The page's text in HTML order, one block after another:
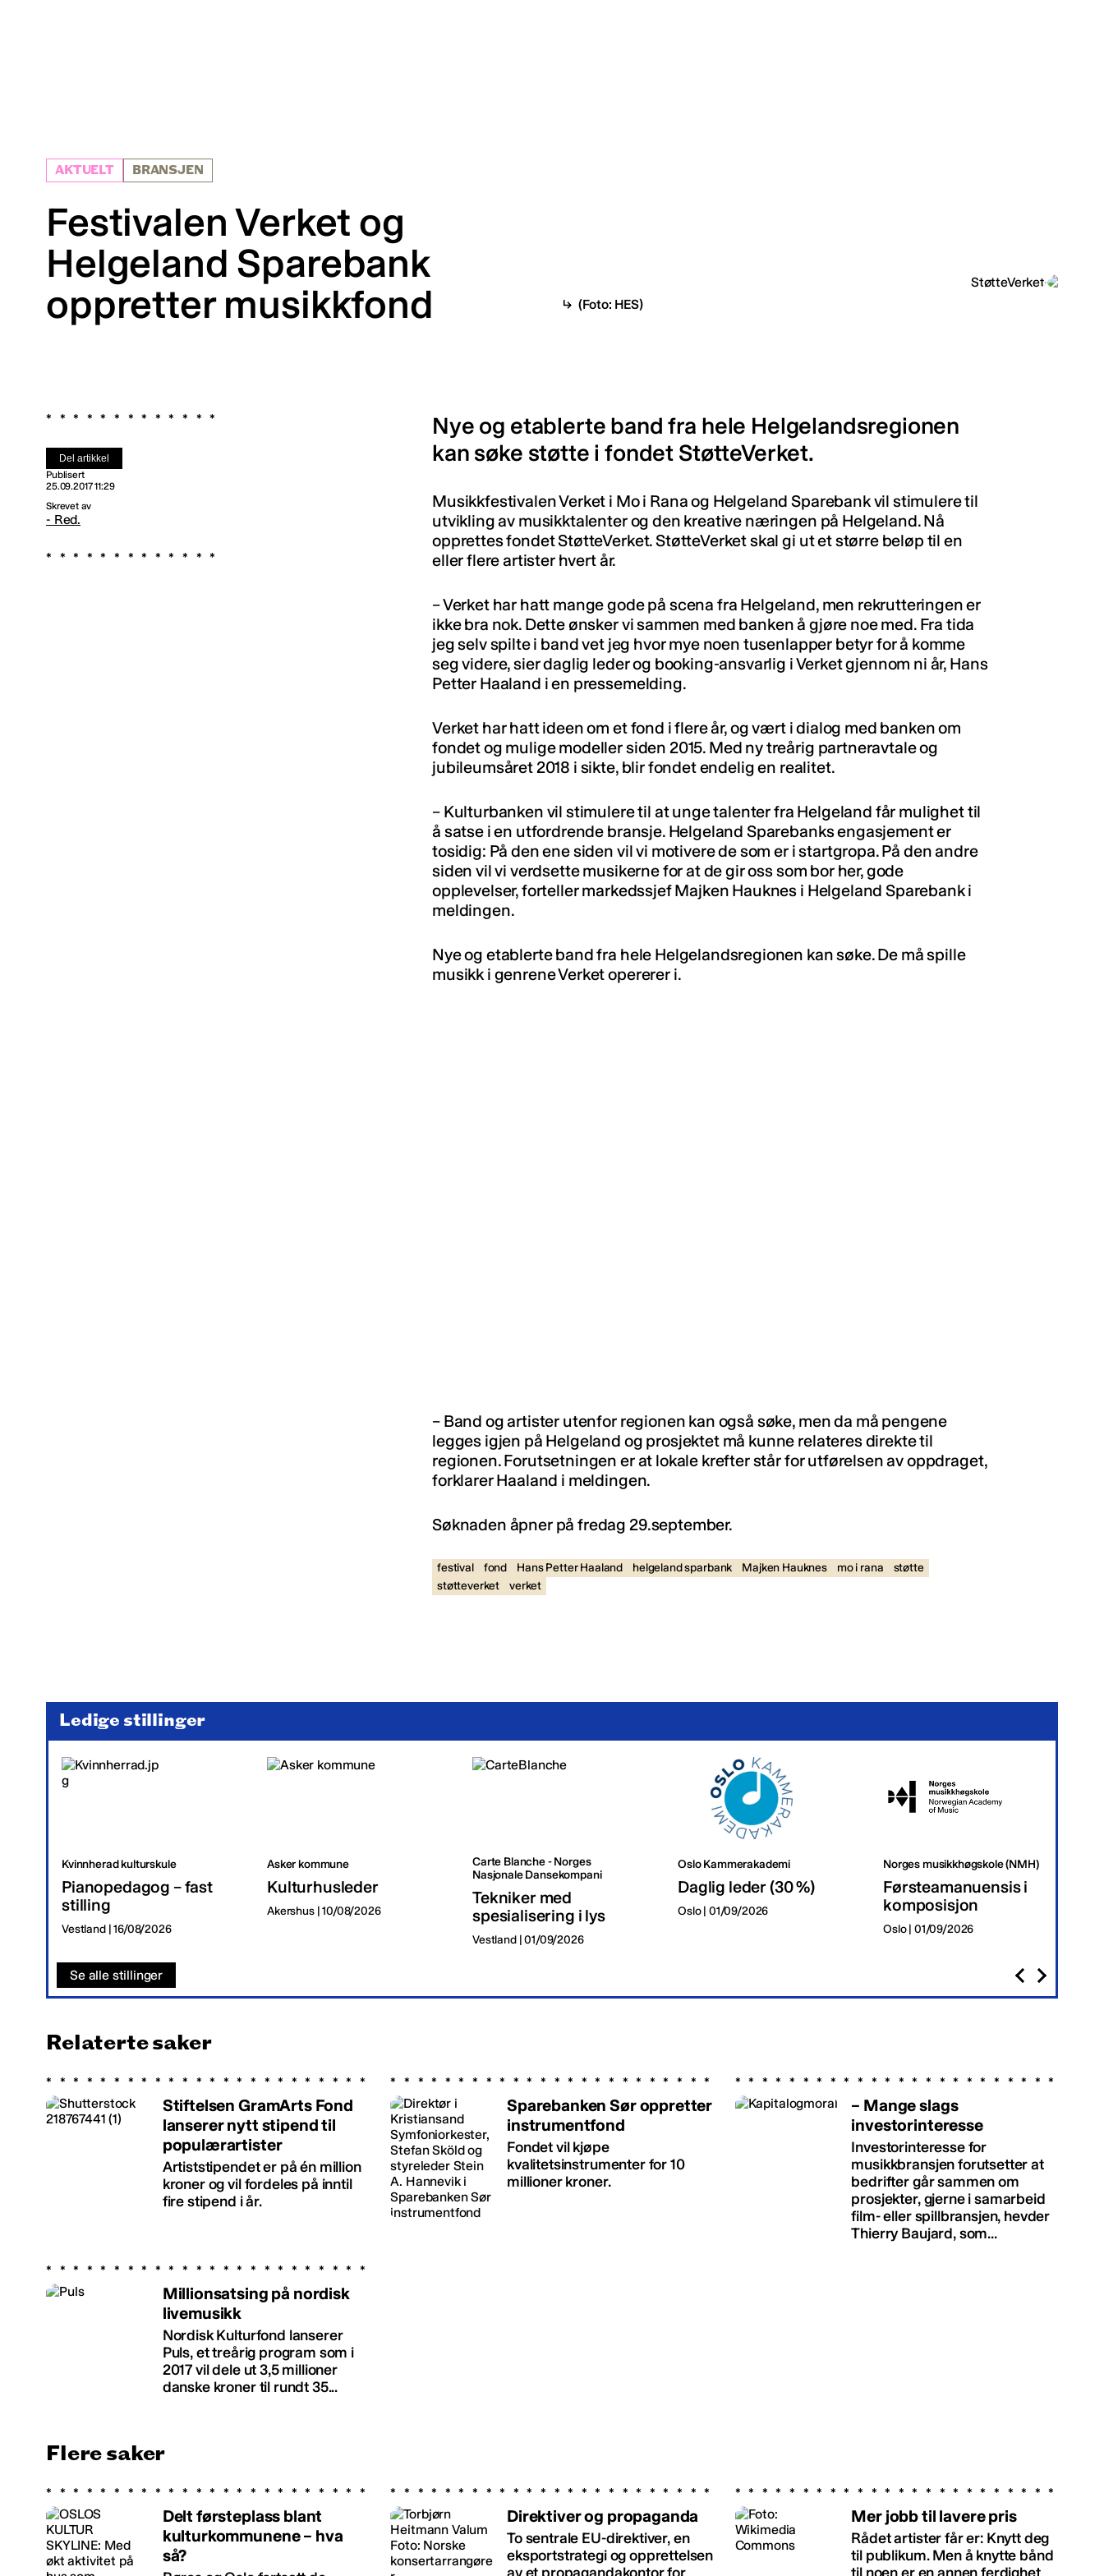
(Foto: HES)
AKTUELT BRANSJEN
Festivalen Verket og
Helgeland Sparebank
oppretter musikkfond
Del artikkel
Publisert
25.09.2017 11:29
Skrevet av
- Red.
Nye og etablerte band fra hele Helgelandsregionen
kan søke støtte i fondet StøtteVerket.
Musikkfestivalen Verket i Mo i Rana og Helgeland Sparebank vil stimulere til
utvikling av musikktalenter og den kreative næringen på Helgeland. Nå
opprettes fondet StøtteVerket. StøtteVerket skal gi ut et større beløp til en
eller flere artister hvert år.
– Verket har hatt mange gode på scena fra Helgeland, men rekrutteringen er
ikke bra nok. Dette ønsker vi sammen med banken å gjøre noe med. Fra tida
jeg selv spilte i band vet jeg hvor mye noen tusenlapper betyr for å komme
seg videre, sier daglig leder og booking-ansvarlig i Verket gjennom ni år, Hans
Petter Haaland i en pressemelding.
Verket har hatt ideen om et fond i flere år, og vært i dialog med banken om
fondet og mulige modeller siden 2015. Med ny treårig partneravtale og
jubileumsåret 2018 i sikte, blir fondet endelig en realitet.
– Kulturbanken vil stimulere til at unge talenter fra Helgeland får mulighet til
å satse i en utfordrende bransje. Helgeland Sparebanks engasjement er
tosidig: På den ene siden vil vi motivere de som er i startgropa. På den andre
siden vil vi verdsette musikerne for at de gir oss som bor her, gode
opplevelser, forteller markedssjef Majken Hauknes i Helgeland Sparebank i
meldingen.
Nye og etablerte band fra hele Helgelandsregionen kan søke. De må spille
musikk i genrene Verket opererer i.
– Band og artister utenfor regionen kan også søke, men da må pengene
legges igjen på Helgeland og prosjektet må kunne relateres direkte til
regionen. Forutsetningen er at lokale krefter står for utførelsen av oppdraget,
forklarer Haaland i meldingen.
Søknaden åpner på fredag 29.september.
festival fond Hans Petter Haaland helgeland sparbank Majken Hauknes mo i rana
støtte
støtteverket
verket
Ledige stillinger
Kvinnherad kulturskule
Pianopedagog – fast
stilling
Vestland | 16/08/2026
Asker kommune
Kulturhusleder
Akershus | 10/08/2026
Carte Blanche - Norges
Nasjonale Dansekompani
Tekniker med
spesialisering i lys
Vestland | 01/09/2026
Oslo Kammerakademi
Daglig leder (30 %)
Oslo | 01/09/2026
Norges musikkhøgskole (NMH)
Førsteamanuensis i
komposisjon
Oslo | 01/09/2026
Se alle stillinger
Relaterte saker
Stiftelsen GramArts Fond
lanserer nytt stipend til
populærartister
Artiststipendet er på én million
kroner og vil fordeles på inntil
fire stipend i år.
Sparebanken Sør oppretter
instrumentfond
Fondet vil kjøpe
kvalitetsinstrumenter for 10
millioner kroner.
– Mange slags
investorinteresse
Investorinteresse for
musikkbransjen forutsetter at
bedrifter går sammen om
prosjekter, gjerne i samarbeid
film- eller spillbransjen, hevder
Thierry Baujard, som...
Millionsatsing på nordisk
livemusikk
Nordisk Kulturfond lanserer
Puls, et treårig program som i
2017 vil dele ut 3,5 millioner
danske kroner til rundt 35...
Flere saker
Delt førsteplass blant
kulturkommunene – hva
så?
Direktiver og propaganda
To sentrale EU-direktiver, en
eksportstrategi og opprettelsen
Mer jobb til lavere pris
Rådet artister får er: Knytt deg
til publikum. Men å knytte bånd